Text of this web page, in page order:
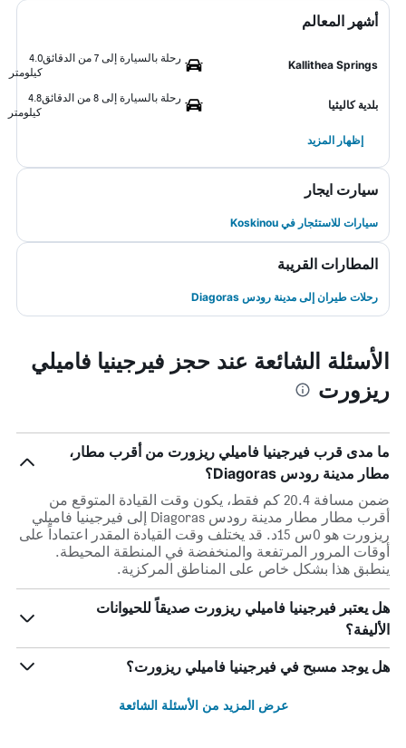
أشهر المعالم
Kallithea Springs
رحلة بالسيارة إلى 7 من الدقائق
4.0
كيلومتر
بلدية كاليثيا
رحلة بالسيارة إلى 8 من الدقائق
4.8
كيلومتر
إظهار المزيد
سيارت ايجار
سيارات للاستئجار في Koskinou
المطارات القريبة
رحلات طيران إلى مدينة رودس Diagoras
الأسئلة الشائعة عند حجز فيرجينيا فاميلي
ريزورت
ما مدى قرب فيرجينيا فاميلي ريزورت من أقرب مطار،
مطار مدينة رودس Diagoras؟
ضمن مسافة 20.4 كم فقط، يكون وقت القيادة المتوقع من
أقرب مطار مطار مدينة رودس Diagoras إلى فيرجينيا فاميلي
ريزورت هو 0س 15د. قد يختلف وقت القيادة المقدر اعتماداً على
أوقات المرور المرتفعة والمنخفضة في المنطقة المحيطة.
ينطبق هذا بشكل خاص على المناطق المركزية.
هل يعتبر فيرجينيا فاميلي ريزورت صديقاً للحيوانات
الأليفة؟
هل يوجد مسبح في فيرجينيا فاميلي ريزورت؟
عرض المزيد من الأسئلة الشائعة